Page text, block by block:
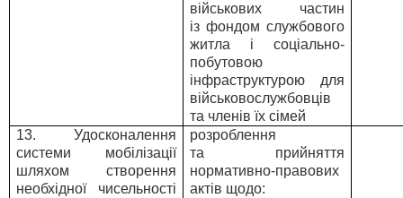
військових частин
із фондом службового
житла і соціально-
побутовою
інфраструктурою для
військовослужбовців
та членів їх сімей
13. Удосконалення
системи мобілізації
шляхом створення
необхідної чисельності
розроблення
та прийняття
нормативно-правових
актів щодо: